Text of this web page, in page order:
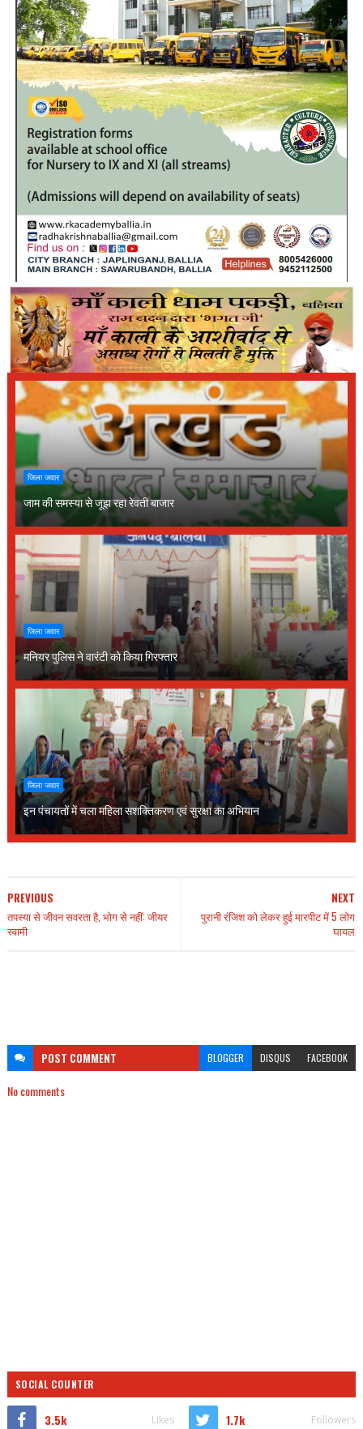
जिला जवार
जाम की समस्या से जूझ रहा रेवती बाजार
जिला जवार
मनियर पुलिस ने वारंटी को किया गिरफ्तार
जिला जवार
इन पंचायतों में चला महिला सशक्तिकरण एवं सुरक्षा का अभियान
NEXT
पुरानी रंजिश को लेकर हुई मारपीट में 5 लोग
घायल
PREVIOUS
तपस्या से जीवन सवरता है, भोग से नहीं: जीयर
स्वामी
POST COMMENT BLOGGER DISQUS FACEBOOK
No comments
SOCIAL COUNTER
3.5k Likes 1.7k Followers